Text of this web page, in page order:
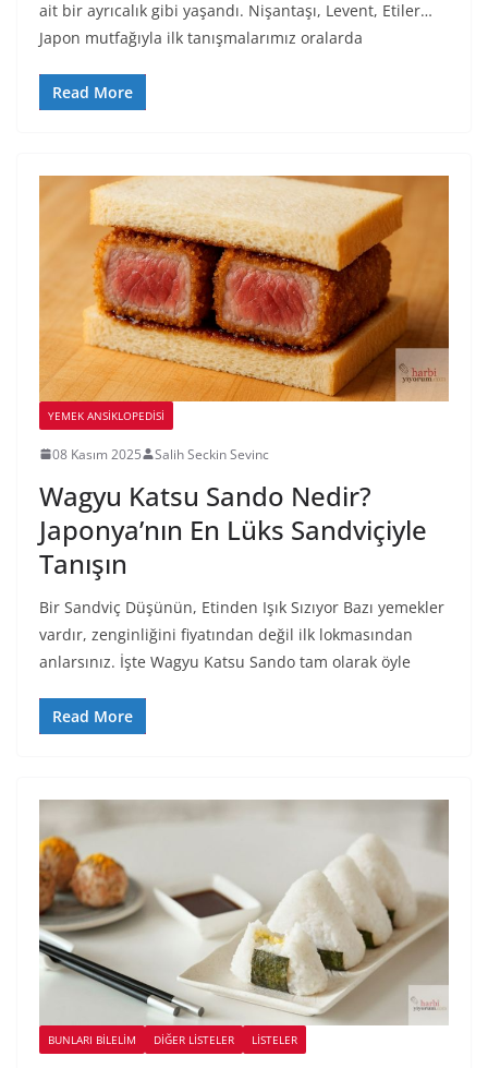
ait bir ayrıcalık gibi yaşandı. Nişantaşı, Levent, Etiler…
Japon mutfağıyla ilk tanışmalarımız oralarda
Read More
YEMEK ANSİKLOPEDİSİ
08 Kasım 2025 Salih Seckin Sevinc
Wagyu Katsu Sando Nedir?
Japonya’nın En Lüks Sandviçiyle
Tanışın
Bir Sandviç Düşünün, Etinden Işık Sızıyor Bazı yemekler
vardır, zenginliğini fiyatından değil ilk lokmasından
anlarsınız. İşte Wagyu Katsu Sando tam olarak öyle
Read More
BUNLARI BILELIM DIĞER LISTELER LİSTELER